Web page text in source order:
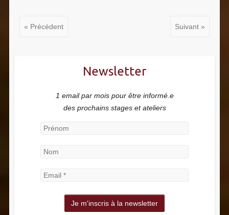
« Précédent Suivant »
Newsletter
1 email par mois pour être informé.e
des prochains stages et ateliers